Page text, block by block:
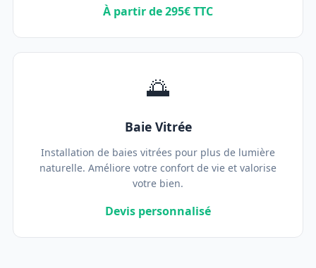
À partir de 295€ TTC
🌅
Baie Vitrée
Installation de baies vitrées pour plus de lumière
naturelle. Améliore votre confort de vie et valorise
votre bien.
Devis personnalisé